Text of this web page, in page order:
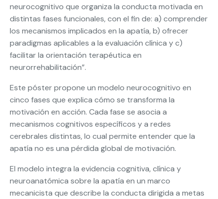
neurocognitivo que organiza la conducta motivada en
distintas fases funcionales, con el fin de: a) comprender
los mecanismos implicados en la apatía, b) ofrecer
paradigmas aplicables a la evaluación clínica y c)
facilitar la orientación terapéutica en
neurorrehabilitación”.
Este póster propone un modelo neurocognitivo en
cinco fases que explica cómo se transforma la
motivación en acción. Cada fase se asocia a
mecanismos cognitivos específicos y a redes
cerebrales distintas, lo cual permite entender que la
apatía no es una pérdida global de motivación.
El modelo integra la evidencia cognitiva, clínica y
neuroanatómica sobre la apatía en un marco
mecanicista que describe la conducta dirigida a metas